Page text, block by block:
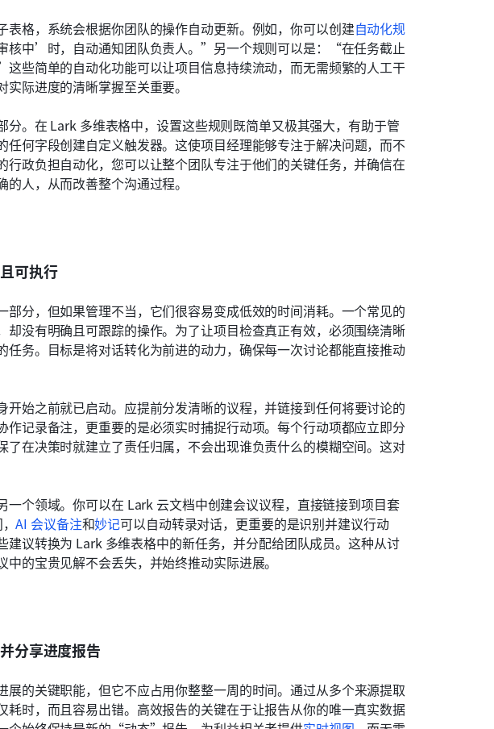
表格，系统会根据你团队的操作自动更新。例如，你可以创建自动化规
中’时，自动通知团队负责人。”另一个规则可以是：“在任务截止
些简单的自动化功能可以让项目信息持续流动，而无需频繁的人工干
际进度的清晰掌握至关重要。
分。在 Lark 多维表格中，设置这些规则既简单又极其强大，有助于管
任何字段创建自定义触发器。这使项目经理能够专注于解决问题，而不
行政负担自动化，您可以让整个团队专注于他们的关键任务，并确信在
人，从而改善整个沟通过程。
可执行
部分，但如果管理不当，它们很容易变成低效的时间消耗。一个常见的
却没有明确且可跟踪的操作。为了让项目检查真正有效，必须围绕清晰
任务。目标是将对话转化为前进的动力，确保每一次讨论都能直接推动
开始之前就已启动。应提前分发清晰的议程，并链接到任何将要讨论的
作记录备注，更重要的是必须实时捕捉行动项。每个行动项都应立即分
了在决策时就建立了责任归属，不会出现谁负责什么的模糊空间。这对
一个领域。你可以在 Lark 云文档中创建会议议程，直接链接到项目套
AI 会议备注和妙记可以自动转录对话，更重要的是识别并建议行动
建议转换为 Lark 多维表格中的新任务，并分配给团队成员。这种从讨
的宝贵见解不会丢失，并始终推动实际进展。
分享进度报告
展的关键职能，但它不应占用你整整一周的时间。通过从多个来源提取
耗时，而且容易出错。高效报告的关键在于让报告从你的唯一真实数据